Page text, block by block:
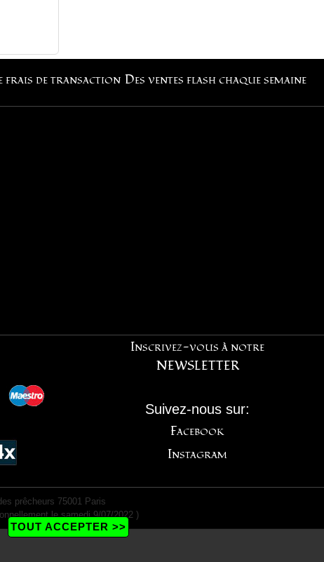
frais de transaction Des ventes flash chaque semaine
Inscrivez-vous à notre
NEWSLETTER
Suivez-nous sur:
Facebook
Instagram
prêcheurs 75001 Paris
le samedi 9/07/2022 )
TOUT ACCEPTER >>